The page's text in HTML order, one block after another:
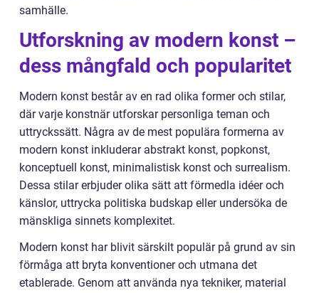
samhälle.
Utforskning av modern konst –
dess mångfald och popularitet
Modern konst består av en rad olika former och stilar,
där varje konstnär utforskar personliga teman och
uttryckssätt. Några av de mest populära formerna av
modern konst inkluderar abstrakt konst, popkonst,
konceptuell konst, minimalistisk konst och surrealism.
Dessa stilar erbjuder olika sätt att förmedla idéer och
känslor, uttrycka politiska budskap eller undersöka de
mänskliga sinnets komplexitet.
Modern konst har blivit särskilt populär på grund av sin
förmåga att bryta konventioner och utmana det
etablerade. Genom att använda nya tekniker, material